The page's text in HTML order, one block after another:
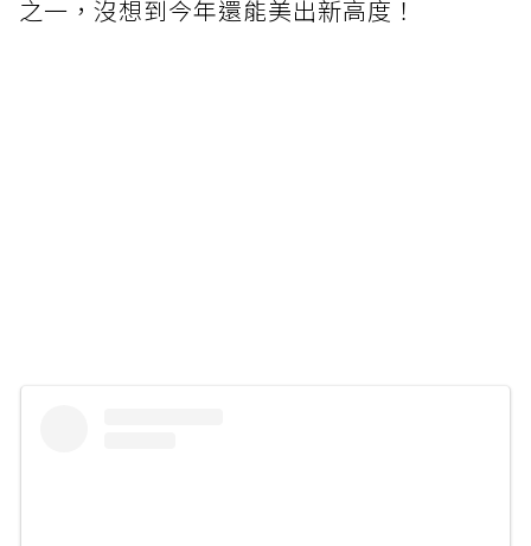
之一，沒想到今年還能美出新高度！